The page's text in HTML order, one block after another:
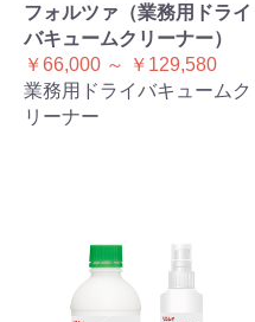
フォルツァ（業務用ドライ
バキュームクリーナー）
￥66,000 ～ ￥129,580
業務用ドライバキュームク
リーナー